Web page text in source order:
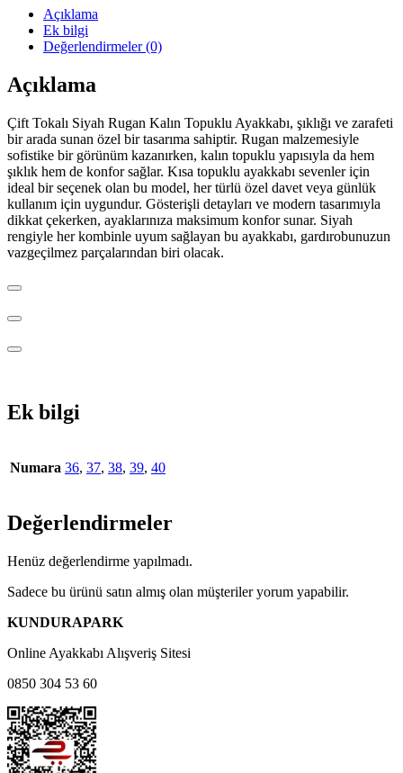
Açıklama
Ek bilgi
Değerlendirmeler (0)
Açıklama
Çift Tokalı Siyah Rugan Kalın Topuklu Ayakkabı, şıklığı ve zarafeti
bir arada sunan özel bir tasarıma sahiptir. Rugan malzemesiyle
sofistike bir görünüm kazanırken, kalın topuklu yapısıyla da hem
şıklık hem de konfor sağlar. Kısa topuklu ayakkabı sevenler için
ideal bir seçenek olan bu model, her türlü özel davet veya günlük
kullanım için uygundur. Gösterişli detayları ve modern tasarımıyla
dikkat çekerken, ayaklarınıza maksimum konfor sunar. Siyah
rengiyle her kombinle uyum sağlayan bu ayakkabı, gardırobunuzun
vazgeçilmez parçalarından biri olacak.
Ek bilgi
Numara 36, 37, 38, 39, 40
Değerlendirmeler
Henüz değerlendirme yapılmadı.
Sadece bu ürünü satın almış olan müşteriler yorum yapabilir.
KUNDURAPARK
Online Ayakkabı Alışveriş Sitesi
0850 304 53 60